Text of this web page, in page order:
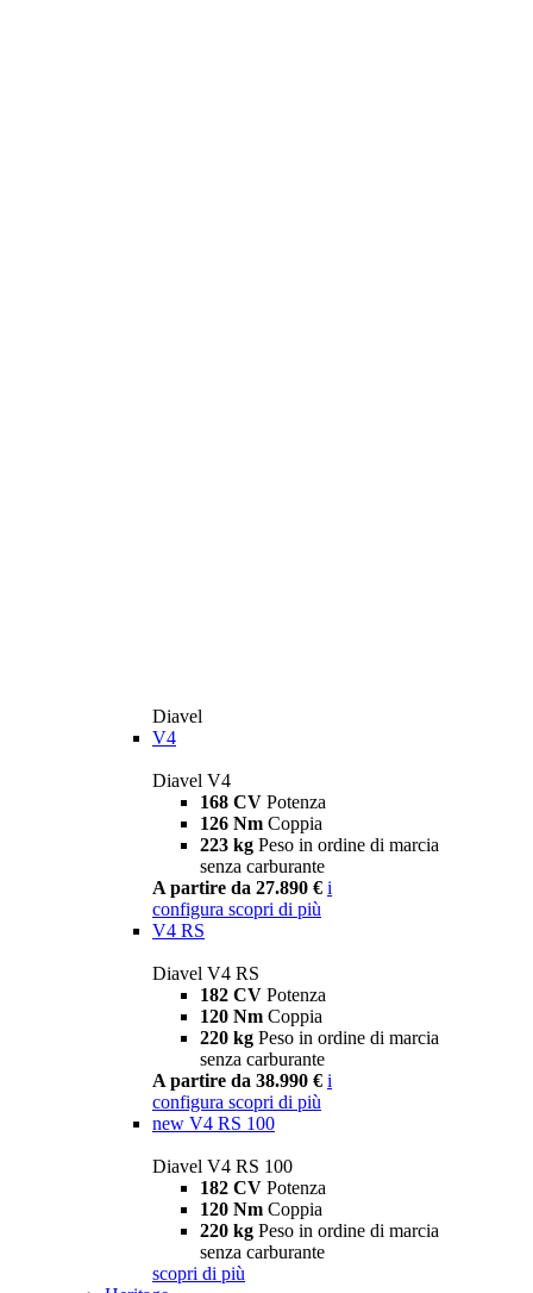
Diavel
V4
Diavel V4
168 CV Potenza
126 Nm Coppia
223 kg Peso in ordine di marcia
senza carburante
A partire da 27.890 € i
configura scopri di più
V4 RS
Diavel V4 RS
182 CV Potenza
120 Nm Coppia
220 kg Peso in ordine di marcia
senza carburante
A partire da 38.990 € i
configura scopri di più
new V4 RS 100
Diavel V4 RS 100
182 CV Potenza
120 Nm Coppia
220 kg Peso in ordine di marcia
senza carburante
scopri di più